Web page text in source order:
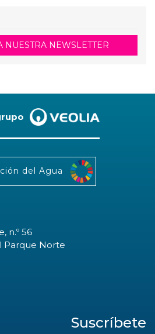
NUESTRA NEWSLETTER
del Agua
n.º 56
Parque Norte
Suscríbete